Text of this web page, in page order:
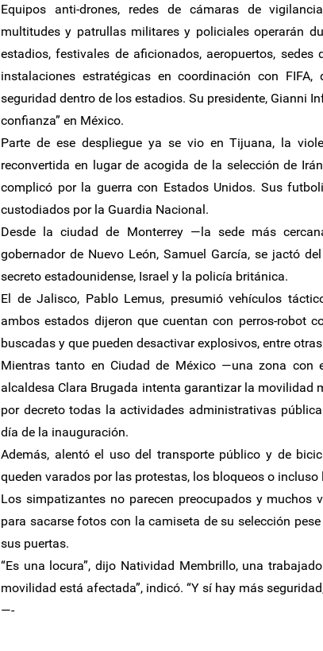
Equipos anti-drones, redes de cámaras de
multitudes y patrullas militares y policiales operarán
estadios, festivales de aficionados, aeropuertos,
instalaciones estratégicas en coordinación con
seguridad dentro de los estadios. Su presidente, Gianni
confianza” en México.
Parte de ese despliegue ya se vio en Tijuana, la
reconvertida en lugar de acogida de la selección de
complicó por la guerra con Estados Unidos. Sus
custodiados por la Guardia Nacional.
Desde la ciudad de Monterrey —la sede más
gobernador de Nuevo León, Samuel García, se jactó
secreto estadounidense, Israel y la policía británica.
El de Jalisco, Pablo Lemus, presumió vehículos
ambos estados dijeron que cuentan con perros-robot
buscadas y que pueden desactivar explosivos, entre
Mientras tanto en Ciudad de México —una zona
alcaldesa Clara Brugada intenta garantizar la movilidad
por decreto todas la actividades administrativas
día de la inauguración.
Además, alentó el uso del transporte público y de
queden varados por las protestas, los bloqueos o incluso
Los simpatizantes no parecen preocupados y muchos
para sacarse fotos con la camiseta de su selección
sus puertas.
“Es una locura”, dijo Natividad Membrillo, una
movilidad está afectada”, indicó. “Y sí hay más
—-